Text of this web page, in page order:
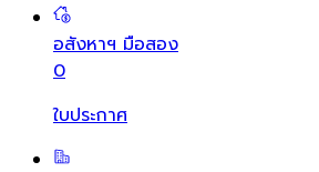
อสังหาฯ มือสอง
0
ใบประกาศ